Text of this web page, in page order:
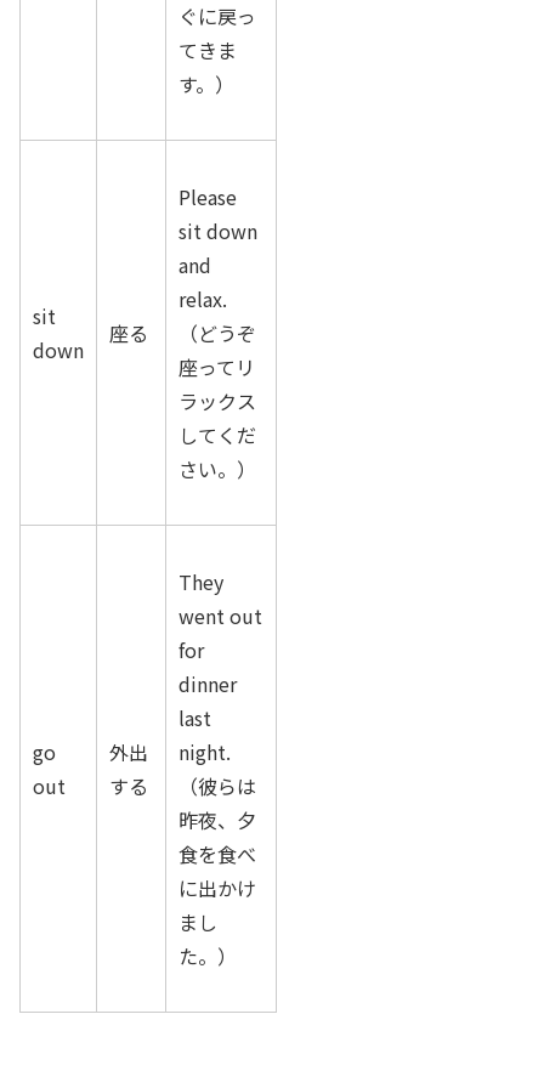
ぐに戻っ
てきま
す。）
sit
down
座る
Please
sit down
and
relax.
（どうぞ
座ってリ
ラックス
してくだ
さい。）
go
out
外出
する
They
went out
for
dinner
last
night.
（彼らは
昨夜、夕
食を食べ
に出かけ
まし
た。）